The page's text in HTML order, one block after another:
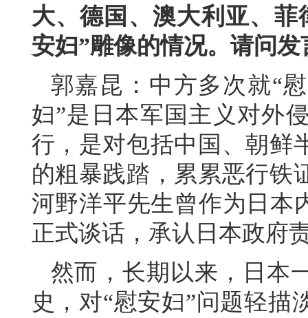
大、德国、澳大利亚、
安妇”雕像的情况。请问
郭嘉昆：中方多次就“
妇”是日本军国主义对外
行，是对包括中国、朝鲜
的粗暴践踏，累累恶行铁
河野洋平先生曾作为日本
正式谈话，承认日本政府
然而，长期以来，日本
史，对“慰安妇”问题轻描